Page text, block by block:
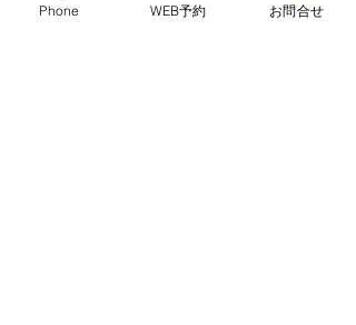
Phone WEB予約 お問合せ